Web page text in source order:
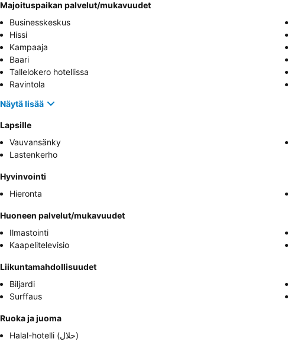
Majoituspaikan palvelut/mukavuudet
Businesskeskus
Hissi
Kampaaja
Baari
Tallelokero hotellissa
Ravintola
Näytä lisää
Lapsille
Vauvansänky
Lastenkerho
Hyvinvointi
Hieronta
Huoneen palvelut/mukavuudet
Ilmastointi
Kaapelitelevisio
Liikuntamahdollisuudet
Biljardi
Surffaus
Ruoka ja juoma
Halal-hotelli (حلال)